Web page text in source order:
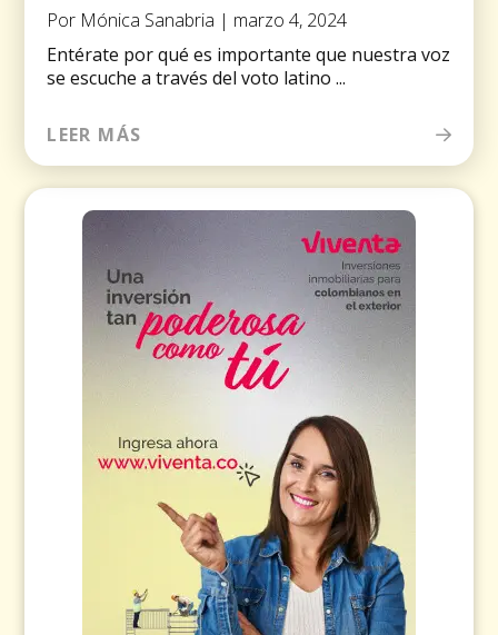
Por Mónica Sanabria | marzo 4, 2024
Entérate por qué es importante que nuestra voz
se escuche a través del voto latino ...
LEER MÁS